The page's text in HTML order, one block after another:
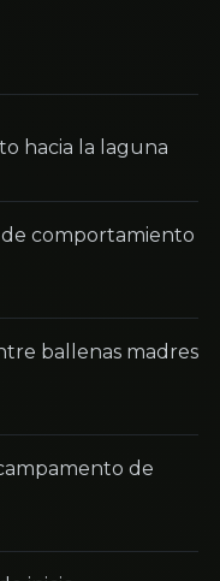
hacia la laguna
comportamiento
ballenas madres
de